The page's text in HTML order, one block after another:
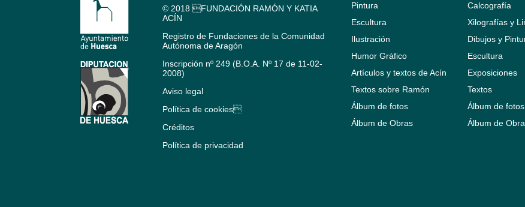
© 2018 FUNDACIÓN RAMÓN Y KATIA
ACÍN
Registro de Fundaciones de la Comunidad
Autónoma de Aragón
Inscripción nº 249 (B.O.A. Nº 17 de 11-02-
2008)
Aviso legal
Política de cookies
Créditos
Política de privacidad
Pintura
Escultura
Ilustración
Humor Gráfico
Artículos y textos de Acín
Textos sobre Ramón
Álbum de fotos
Álbum de Obras
Calcografía
Xilografías y
Dibujos y
Escultura
Exposiciones
Textos
Álbum de fotos
Álbum de